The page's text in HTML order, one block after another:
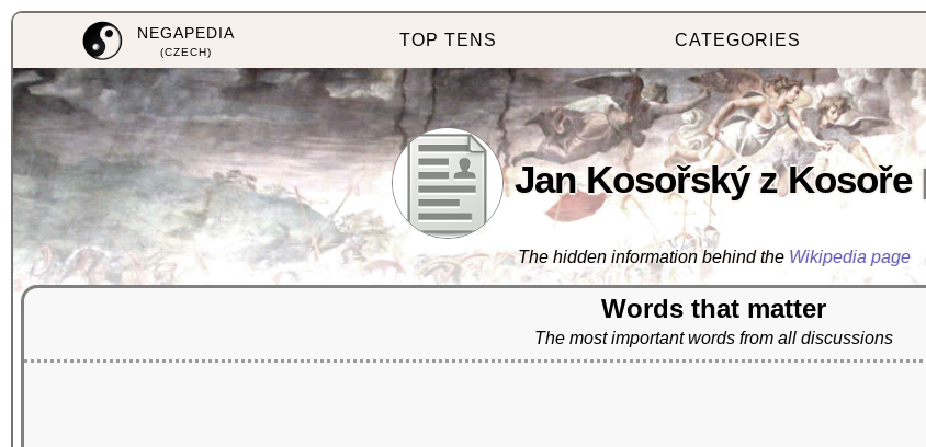
NEGAPEDIA
(CZECH)
TOP TENS CATEGORIES
Jan Kosořský z Kosoře
The hidden information behind the Wikipedia page
Words that matter
The most important words from all discussions